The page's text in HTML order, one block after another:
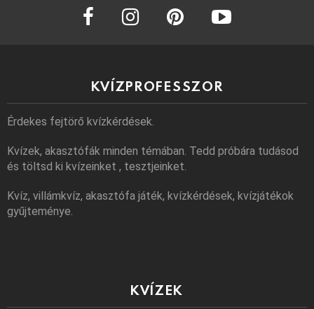
facebook instagram
KVÍZPROFESSZOR
Érdekes fejtörő kvízkérdések.
Kvízek, akasztófák minden témában. Tedd próbára tudásod
és töltsd ki kvízeinket , tesztjeinket.
Kvíz, villámkvíz, akasztófa játék, kvízkérdések, kvízjátékok
gyűjteménye.
KVÍZEK